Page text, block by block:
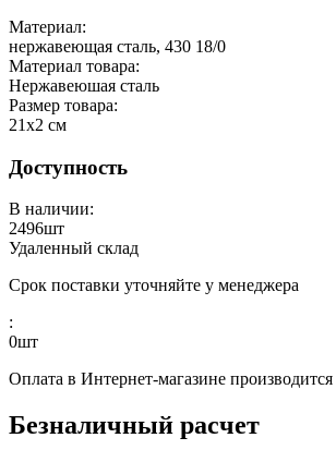
Материал:
нержавеющая сталь, 430 18/0
Материал товара:
Нержавеюшая сталь
Размер товара:
21х2 см
Доступность
В наличии:
2496шт
Удаленный склад
Срок поставки уточняйте у менеджера
:
0шт
Оплата в Интернет-магазине производится
Безналичный расчет